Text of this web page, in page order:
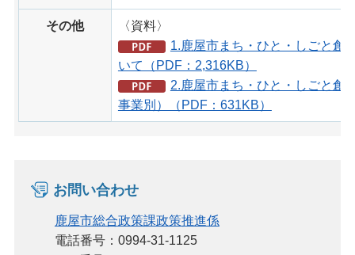
その他
〈資料〉
1.鹿屋市まち・ひと・しごと創
いて（PDF：2,316KB）
2.鹿屋市まち・ひと・しごと創
事業別）（PDF：631KB）
お問い合わせ
鹿屋市総合政策課政策推進係
電話番号：0994-31-1125